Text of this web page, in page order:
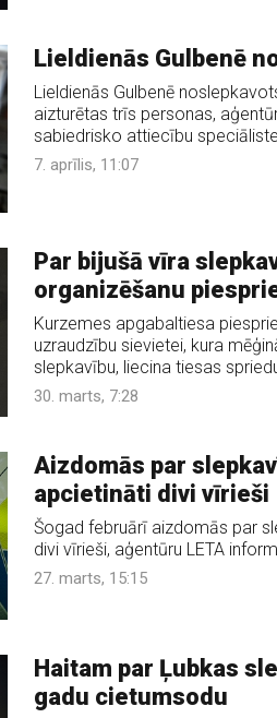
Lieldienās Gulbenē
Lieldienās Gulbenē
aizturētas trīs personas,
sabiedrisko attiecību
7. aprīlis, 11:07
Par bijušā vīra
organizēšanu
Kurzemes apgabaltiesa
uzraudzību sievietei, kura
slepkavību, liecina tiesas
30. marts, 7:28
Aizdomās par
apcietināti divi vīrieši
Šogad februārī aizdomās par
divi vīrieši, aģentūru LETA
27. marts, 15:15
Haitam par Ļubkas
gadu cietumsodu